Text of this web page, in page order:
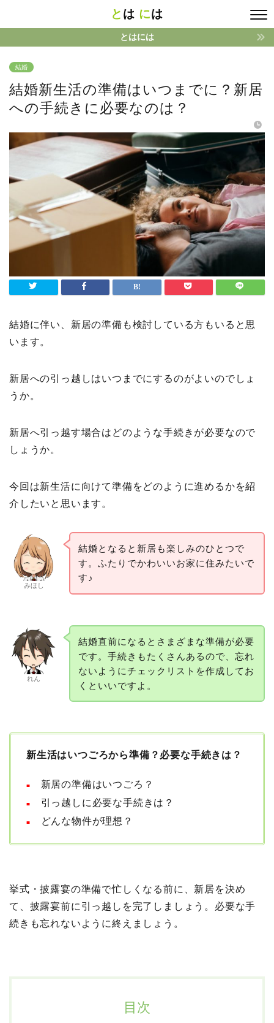
と は には
とはには
結婚
結婚新生活の準備はいつまでに？新居
への手続きに必要なのは？
結婚に伴い、新居の準備も検討している方もいると思
います。
新居への引っ越しはいつまでにするのがよいのでしょ
うか。
新居へ引っ越す場合はどのような手続きが必要なので
しょうか。
今回は新生活に向けて準備をどのように進めるかを紹
介したいと思います。
みほし
結婚となると新居も楽しみのひとつで
す。ふたりでかわいいお家に住みたいで
す♪
れん
結婚直前になるとさまざまな準備が必要
です。手続きもたくさんあるので、忘れ
ないようにチェックリストを作成してお
くといいですよ。
新生活はいつごろから準備？必要な手続きは？
■ 新居の準備はいつごろ？
■ 引っ越しに必要な手続きは？
■ どんな物件が理想？
挙式・披露宴の準備で忙しくなる前に、新居を決め
て、披露宴前に引っ越しを完了しましょう。必要な手
続きも忘れないように終えましょう。
目次